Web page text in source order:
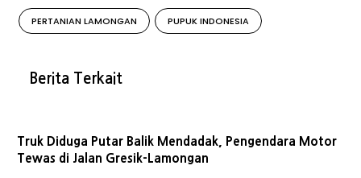
PERTANIAN LAMONGAN PUPUK INDONESIA
Berita Terkait
Truk Diduga Putar Balik Mendadak, Pengendara Motor
Tewas di Jalan Gresik-Lamongan